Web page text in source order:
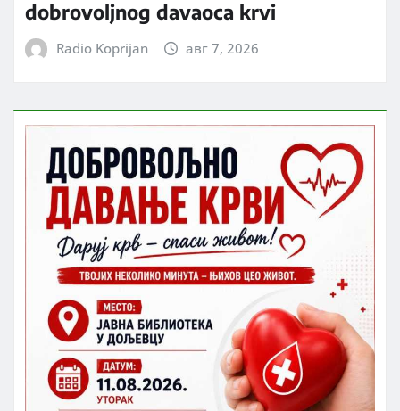
dobrovoljnog davaoca krvi
Radio Koprijan авг 7, 2026